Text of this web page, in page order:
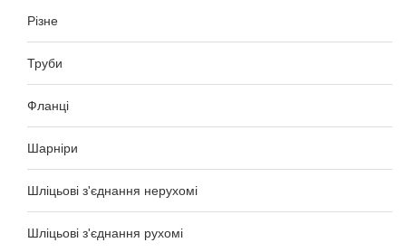
Різне
Труби
Фланці
Шарніри
Шліцьові з'єднання нерухомі
Шліцьові з'єднання рухомі